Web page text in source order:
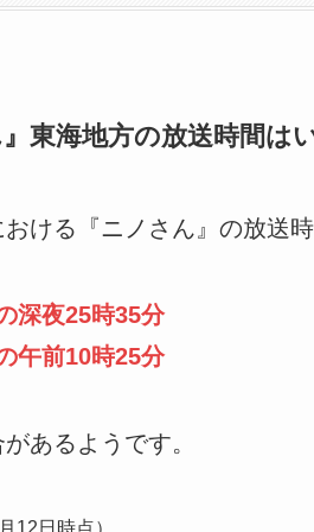
』東海地方の放送時間は
ける『ニノさん』の放送時
深夜25時35分
午前10時25分
あるようです。